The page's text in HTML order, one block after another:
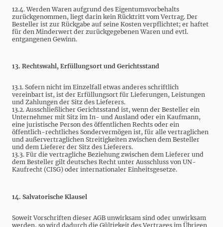
12.4. Werden Waren aufgrund des Eigentumsvorbehalts
zurückgenommen, liegt darin kein Rücktritt vom Vertrag. Der
Besteller ist zur Rückgabe auf seine Kosten verpflichtet; er haftet
für den Minderwert der zurückgegebenen Waren und evtl.
entgangenen Gewinn.
13. Rechtswahl, Erfüllungsort und Gerichtsstand
13.1. Sofern nicht im Einzelfall etwas anderes schriftlich
vereinbart ist, ist der Erfüllungsort für Lieferungen, Leistungen
und Zahlungen der Sitz des Lieferers.
13.2. Ausschließlicher Gerichtsstand ist, wenn der Besteller ein
Unternehmer mit Sitz im In- und Ausland oder ein Kaufmann,
eine juristische Person des öffentlichen Rechts oder ein
öffentlich-rechtliches Sondervermögen ist, für alle vertraglichen
und außervertraglichen Streitigkeiten zwischen dem Besteller
und dem Lieferer der Sitz des Lieferers.
13.3. Für die vertragliche Beziehung zwischen dem Lieferer und
dem Besteller gilt deutsches Recht unter Ausschluss von UN-
Kaufrecht (CISG) oder internationaler Einheitsgesetze.
14. Salvatorische Klausel
Soweit Vorschriften dieser AGB unwirksam sind oder unwirksam
werden, so wird dadurch die Gültigkeit des Vertrages im Übrigen